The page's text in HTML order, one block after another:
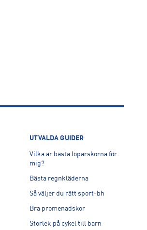
UTVALDA GUIDER
Vilka är bästa löparskorna för
mig?
Bästa regnkläderna
Så väljer du rätt sport-bh
Bra promenadskor
Storlek på cykel till barn